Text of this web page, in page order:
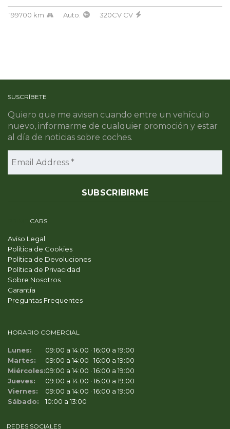
199700 km Auto. 320CV CV
SUSCRÍBETE
Quiero que me avisen cuando entre un vehículo
nuevo, informarme de cualquier promoción y estar
al día de noticias sobre coches.
CARS
Aviso Legal
Política de Cookies
Política de Devoluciones
Política de Privacidad
Sobre Nosotros
Garantía
Preguntas Frequentes
HORARIO COMERCIAL
Lunes:
09:00 a 14:00 · 16:00 a 19:00
Martes:
09:00 a 14:00 · 16:00 a 19:00
Miércoles:09:00 a 14:00 · 16:00 a 19:00
Jueves:
09:00 a 14:00 · 16:00 a 19:00
Viernes:
09:00 a 14:00 · 16:00 a 19:00
Sábado:
10:00 a 13:00
REDES SOCIALES